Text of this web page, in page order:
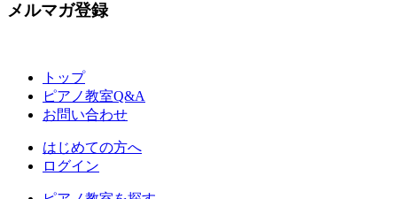
メルマガ登録
トップ
ピアノ教室Q&A
お問い合わせ
はじめての方へ
ログイン